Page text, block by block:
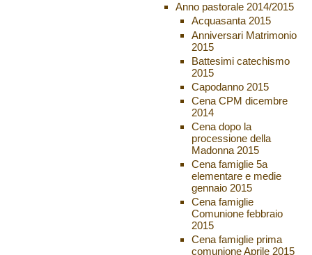
Anno pastorale 2014/2015
Acquasanta 2015
Anniversari Matrimonio
2015
Battesimi catechismo
2015
Capodanno 2015
Cena CPM dicembre
2014
Cena dopo la
processione della
Madonna 2015
Cena famiglie 5a
elementare e medie
gennaio 2015
Cena famiglie
Comunione febbraio
2015
Cena famiglie prima
comunione Aprile 2015